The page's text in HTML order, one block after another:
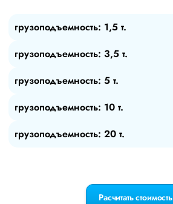
грузоподъемность: 1,5 т.
грузоподъемность: 3,5 т.
грузоподъемность: 5 т.
грузоподъемность: 10 т.
грузоподъемность: 20 т.
Расчитать стоимость